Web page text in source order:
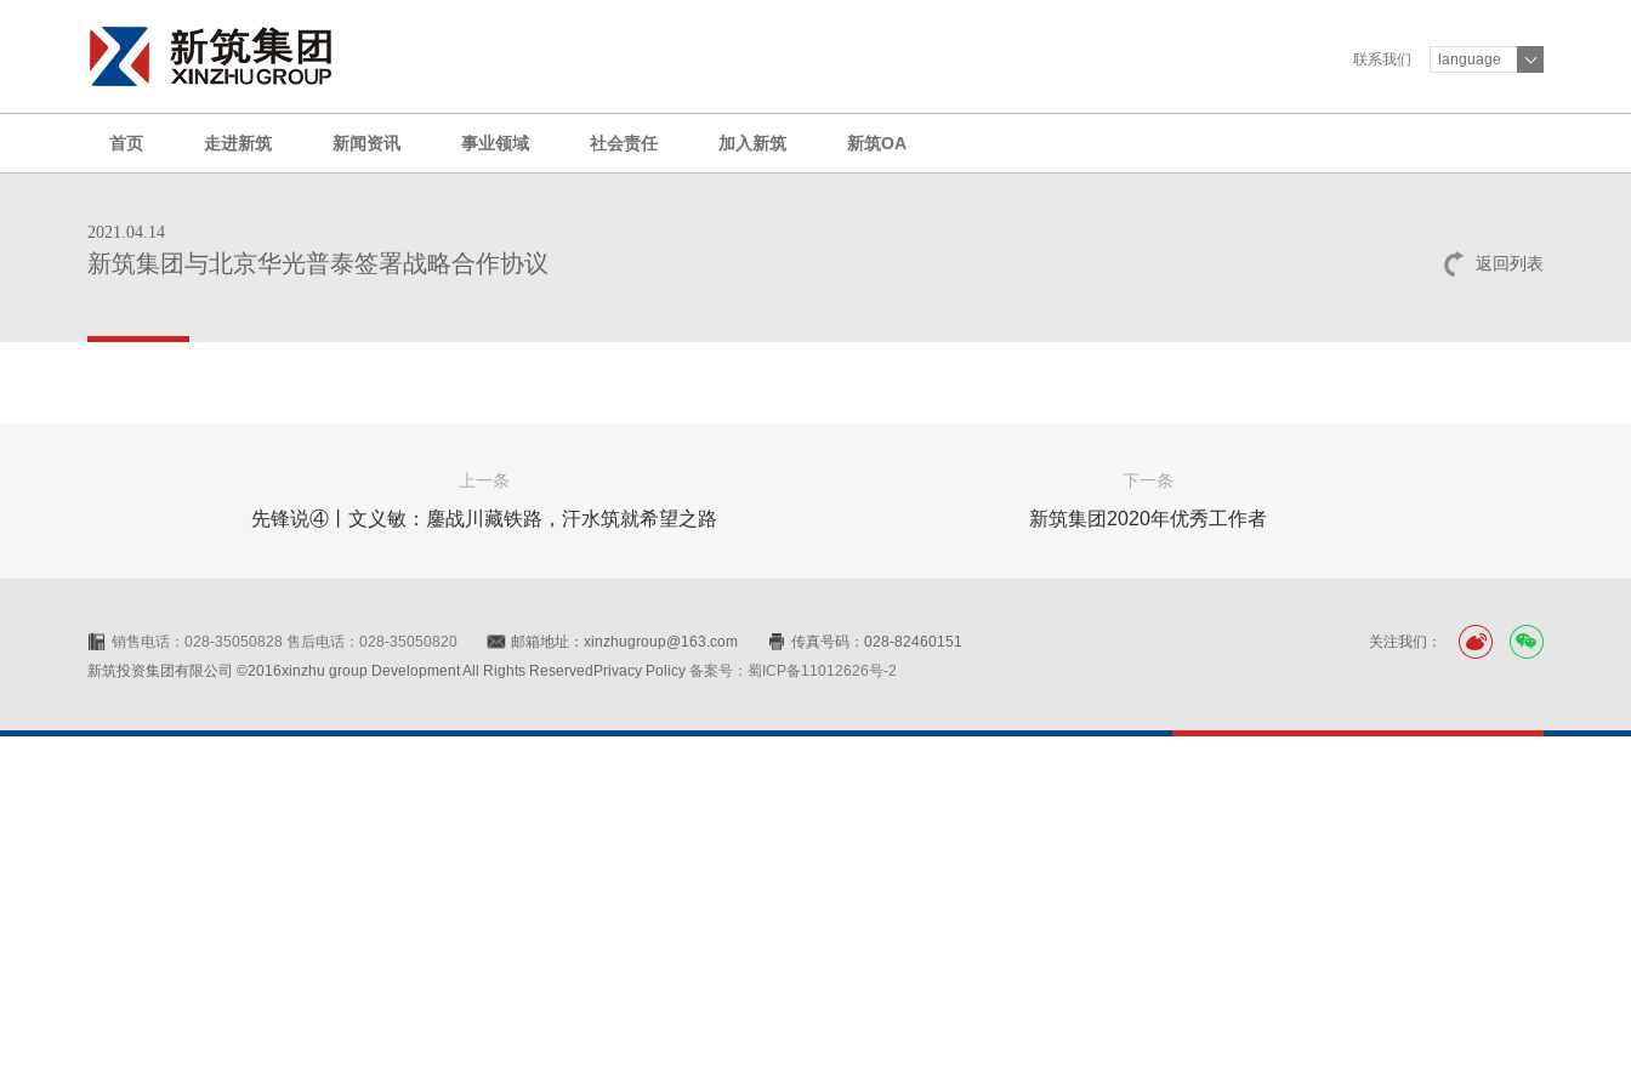
联系我们 language
首页 走进新筑 新闻资讯 事业领域 社会责任 加入新筑 新筑OA
返回列表
2021.04.14
新筑集团与北京华光普泰签署战略合作协议
上一条
先锋说④丨文义敏：鏖战川藏铁路，汗水筑就希望之路
下一条
新筑集团2020年优秀工作者
关注我们：
销售电话：028-35050828 售后电话：028-35050820 邮箱地址：xinzhugroup@163.com
传真号码：028-82460151
新筑投资集团有限公司 ©2016xinzhu group Development All Rights ReservedPrivacy Policy 备案号：蜀ICP备11012626号-2